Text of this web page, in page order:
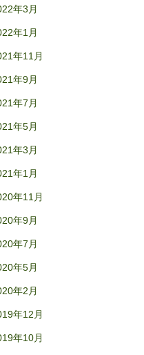
年3月
年1月
年11月
年9月
年7月
年5月
年3月
年1月
年11月
年9月
年7月
年5月
年2月
年12月
年10月